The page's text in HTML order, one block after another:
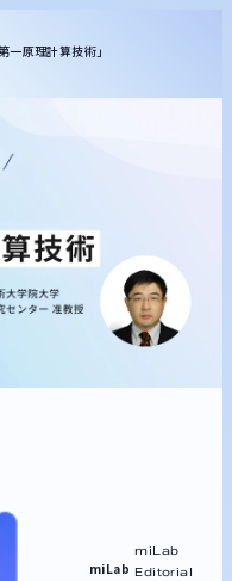
原理計算技術」
miLab
miLab
Editorial